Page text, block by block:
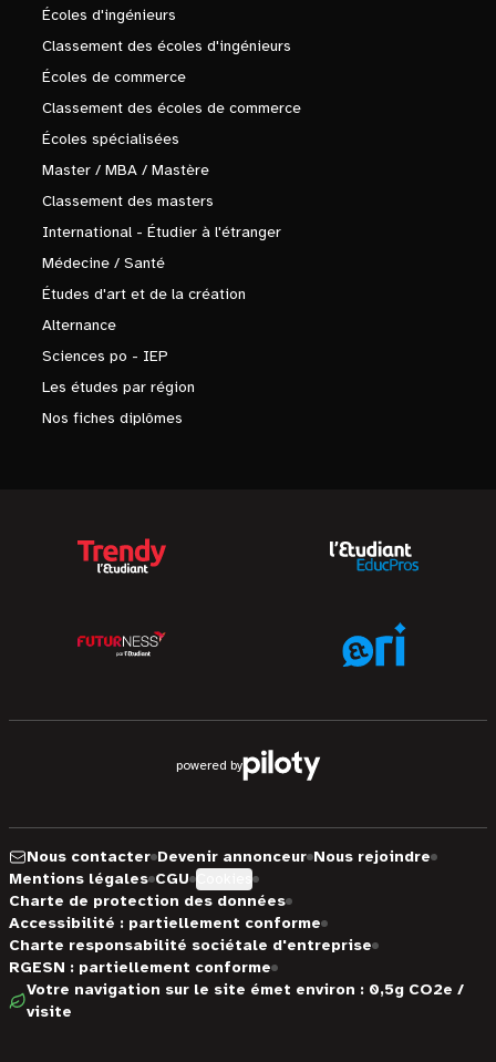
Écoles d'ingénieurs
Classement des écoles d'ingénieurs
Écoles de commerce
Classement des écoles de commerce
Écoles spécialisées
Master / MBA / Mastère
Classement des masters
International - Étudier à l'étranger
Médecine / Santé
Études d'art et de la création
Alternance
Sciences po - IEP
Les études par région
Nos fiches diplômes
powered by
Nous contacter Devenir annonceur Nous rejoindre
Mentions légales CGU
Charte de protection des données
Accessibilité : partiellement conforme
Charte responsabilité sociétale d'entreprise
RGESN : partiellement conforme
Votre navigation sur le site émet environ : 0,5g CO2e /
visite